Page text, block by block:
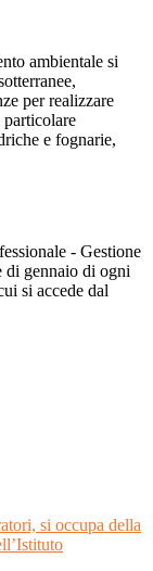
ambientale si
per realizzare
e fognarie,
- Gestione
di gennaio di ogni
si accede dal
si occupa della